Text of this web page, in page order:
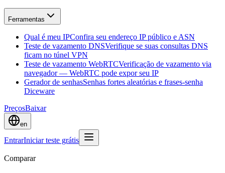
Ferramentas
Qual é meu IPConfira seu endereço IP público e ASN
Teste de vazamento DNSVerifique se suas consultas DNS
ficam no túnel VPN
Teste de vazamento WebRTCVerificação de vazamento via
navegador — WebRTC pode expor seu IP
Gerador de senhasSenhas fortes aleatórias e frases-senha
Diceware
PreçosBaixar
en
EntrarIniciar teste grátis
Comparar